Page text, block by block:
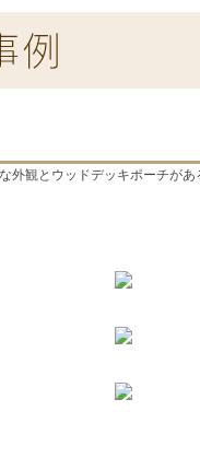
外観とウッドデッキポーチがあ